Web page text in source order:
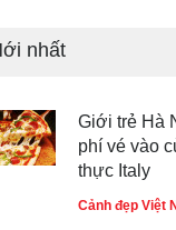
nhất
Tam giác
bờ hồ Hà Nội
Cảnh đẹp Việt